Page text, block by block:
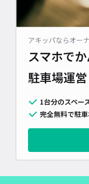
アキッパならオー
スマホで
駐車場運営
1台分のスペー
完全無料で駐